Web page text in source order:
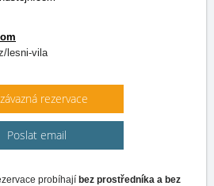
lesni-vila
rezervace
Poslat email
probíhají bez prostředníka a bez